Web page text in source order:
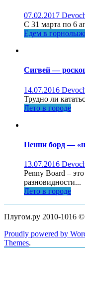
07.02.2017
С 31 марта по 6
Едем в
Сигвей —
14.07.2016
Трудно ли
Лето в городе
Пенни борд —
13.07.2016
Penny Board –
разновидности...
Лето в городе
Плугом.ру 2010-1016 ©
Proudly powered by
Themes.